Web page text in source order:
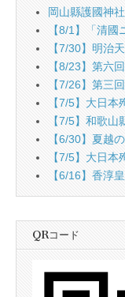
岡山縣護國神
【8/1】「清
【7/30】明治
【8/23】第六
【7/26】第三
【7/5】大日
【7/5】和歌
【6/30】夏越
【7/5】大日
【6/16】香淳
QRコード